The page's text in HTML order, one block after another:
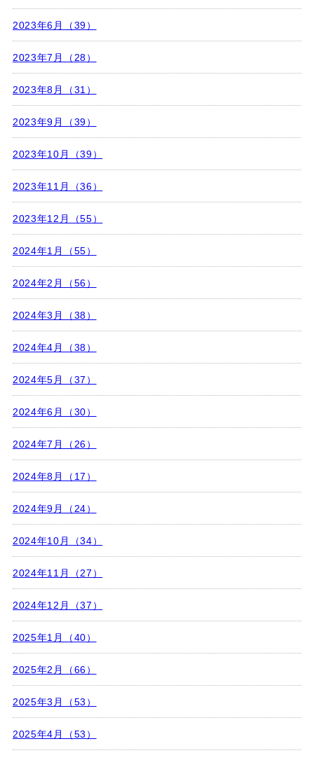
2023年6月（39）
2023年7月（28）
2023年8月（31）
2023年9月（39）
2023年10月（39）
2023年11月（36）
2023年12月（55）
2024年1月（55）
2024年2月（56）
2024年3月（38）
2024年4月（38）
2024年5月（37）
2024年6月（30）
2024年7月（26）
2024年8月（17）
2024年9月（24）
2024年10月（34）
2024年11月（27）
2024年12月（37）
2025年1月（40）
2025年2月（66）
2025年3月（53）
2025年4月（53）